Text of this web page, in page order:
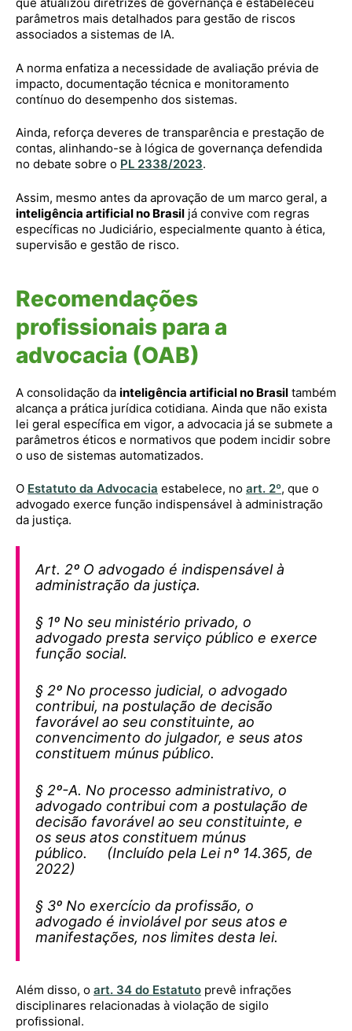
parâmetros mais detalhados para gestão de riscos
associados a sistemas de IA.
A norma enfatiza a necessidade de avaliação prévia de
impacto, documentação técnica e monitoramento
contínuo do desempenho dos sistemas.
Ainda, reforça deveres de transparência e prestação de
contas, alinhando-se à lógica de governança defendida
no debate sobre o PL 2338/2023.
Assim, mesmo antes da aprovação de um marco geral, a
inteligência artificial no Brasil já convive com regras
específicas no Judiciário, especialmente quanto à ética,
supervisão e gestão de risco.
Recomendações
profissionais para a
advocacia (OAB)
A consolidação da inteligência artificial no Brasil também
alcança a prática jurídica cotidiana. Ainda que não exista
lei geral específica em vigor, a advocacia já se submete a
parâmetros éticos e normativos que podem incidir sobre
o uso de sistemas automatizados.
O Estatuto da Advocacia estabelece, no art. 2º, que o
advogado exerce função indispensável à administração
da justiça.
Art. 2º O advogado é indispensável à
administração da justiça.
§ 1º No seu ministério privado, o
advogado presta serviço público e exerce
função social.
§ 2º No processo judicial, o advogado
contribui, na postulação de decisão
favorável ao seu constituinte, ao
convencimento do julgador, e seus atos
constituem múnus público.
§ 2º-A. No processo administrativo, o
advogado contribui com a postulação de
decisão favorável ao seu constituinte, e
os seus atos constituem múnus
público. (Incluído pela Lei nº 14.365, de
2022)
§ 3º No exercício da profissão, o
advogado é inviolável por seus atos e
manifestações, nos limites desta lei.
Além disso, o art. 34 do Estatuto prevê infrações
disciplinares relacionadas à violação de sigilo
profissional.